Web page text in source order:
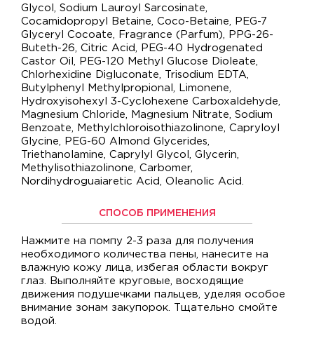
Glycol, Sodium Lauroyl Sarcosinate,
Cocamidopropyl Betaine, Coco-Betaine, PEG-7
Glyceryl Cocoate, Fragrance (Parfum), PPG-26-
Buteth-26, Citric Acid, PEG-40 Hydrogenated
Castor Oil, PEG-120 Methyl Glucose Dioleate,
Chlorhexidine Digluconate, Trisodium EDTA,
Butylphenyl Methylpropional, Limonene,
Hydroxyisohexyl 3-Cyclohexene Carboxaldehyde,
Magnesium Chloride, Magnesium Nitrate, Sodium
Benzoate, Methylchloroisothiazolinone, Capryloyl
Glycine, PEG-60 Almond Glycerides,
Triethanolamine, Caprylyl Glycol, Glycerin,
Methylisothiazolinone, Carbomer,
Nordihydroguaiaretic Acid, Oleanolic Acid.
СПОСОБ ПРИМЕНЕНИЯ
Нажмите на помпу 2-3 раза для получения
необходимого количества пены, нанесите на
влажную кожу лица, избегая области вокруг
глаз. Выполняйте круговые, восходящие
движения подушечками пальцев, уделяя особое
внимание зонам закупорок. Тщательно смойте
водой.